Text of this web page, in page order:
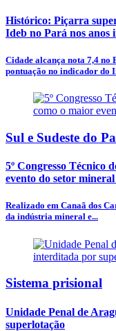
Histórico: Piçarra
Ideb no Pará nos anos
Cidade alcança nota 7,4 no
pontuação no indicador do
Sul e Sudeste do
5º Congresso Técnico
evento do setor
Realizado em Canaã dos
da indústria mineral e...
Sistema prisional
Unidade Penal de
superlotação